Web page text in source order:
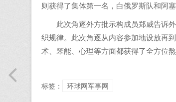
则获得了集体第一名，白俄罗斯队和阿
此次角逐外方批示构成员郑威告诉外
织规律。此次角逐从内容参加地设放再
术、笨能、心理等方面都获得了全方位
标签： 环球网军事网